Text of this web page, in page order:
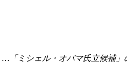
ミシェル・オバマ氏立候補」